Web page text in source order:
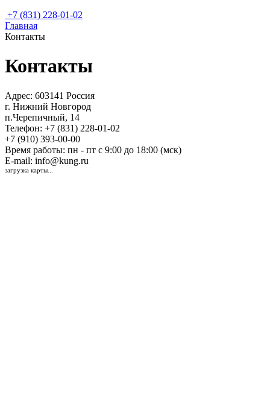
+7 (831) 228-01-02
Главная
Контакты
Контакты
Адрес: 603141 Россия
г. Нижний Новгород
п.Черепичный, 14
Телефон: +7 (831) 228-01-02
+7 (910) 393-00-00
Время работы: пн - пт с 9:00 до 18:00 (мск)
E-mail: info@kung.ru
загрузка карты...